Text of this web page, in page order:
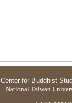
Center for Buddhist
National Taiwan